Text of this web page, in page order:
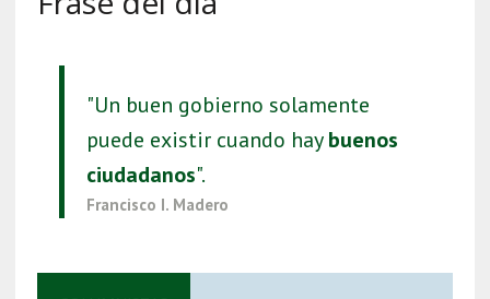
"Un buen gobierno solamente
puede existir cuando haybuenos
ciudadanos".
Francisco I. Madero